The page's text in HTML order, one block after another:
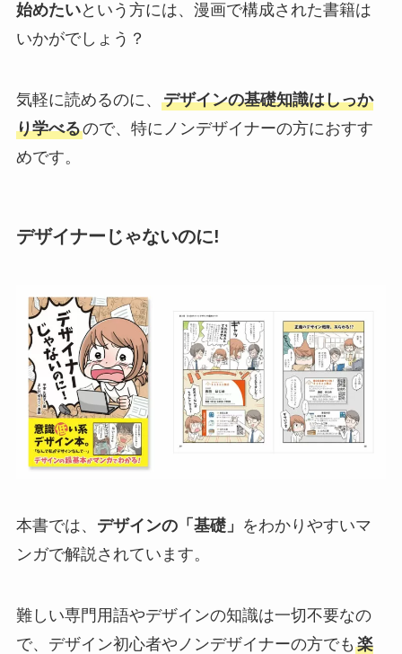
始めたいという方には、漫画で構成された書籍は
いかがでしょう？
気軽に読めるのに、 デザインの基礎知識はしっか
り学べるので、特にノンデザイナーの方におすす
めです。
デザイナーじゃないのに!
本書では、 デザインの「基礎」 をわかりやすいマ
ンガで解説されています。
難しい専門用語やデザインの知識は一切不要なの
で、デザイン初心者やノンデザイナーの方でも 楽